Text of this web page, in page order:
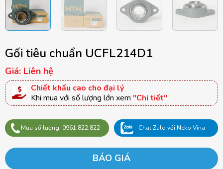
Gối tiêu chuẩn UCFL214D1
Giá: Liên hệ
Chiết khấu cao cho đại lý
Khi mua với số lượng lớn xem "Chi tiết"
Mua số lượng: 0961.822.822 Chat Zalo với Neko Vina
BÁO GIÁ